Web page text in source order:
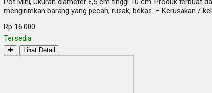
Pot Mini, Ukuran diameter 8,5 cm tinggi 10 cm. Produk terbuat
mengirimkan barang yang pecah, rusak, bekas. – Kerusakan /
Rp 16.000
Tersedia
✚ Lihat Detail